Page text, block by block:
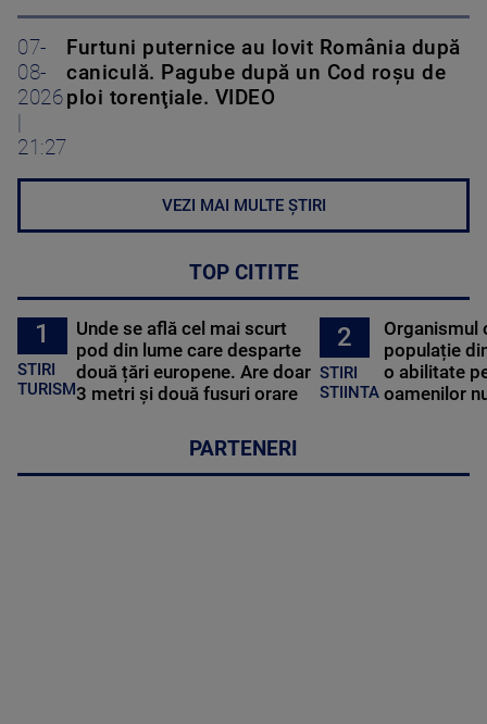
07-
08-
2026
21:27
Furtuni puternice au lovit România după
caniculă. Pagube după un Cod roşu de
ploi torenţiale. VIDEO
VEZI MAI MULTE ȘTIRI
TOP CITITE
1
STIRI
TURISM
Unde se află cel mai scurt
pod din lume care desparte
două țări europene. Are doar
3 metri și două fusuri orare
2
STIRI
STIINTA
Organismul
populație
o abilitate
oamenilor
PARTENERI